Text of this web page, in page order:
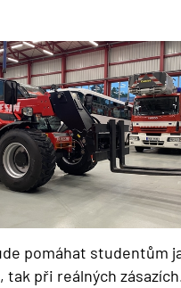
pomáhat studentům
tak při reálných